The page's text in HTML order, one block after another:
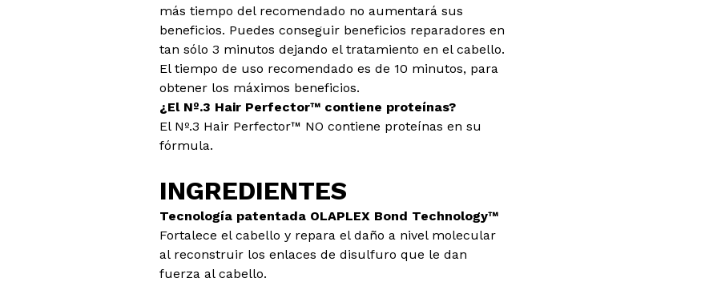
más tiempo del recomendado no aumentará sus
beneficios. Puedes conseguir beneficios reparadores en
tan sólo 3 minutos dejando el tratamiento en el cabello.
El tiempo de uso recomendado es de 10 minutos, para
obtener los máximos beneficios.
¿El Nº.3 Hair Perfector™ contiene proteínas?
El Nº.3 Hair Perfector™ NO contiene proteínas en su
fórmula.
INGREDIENTES
Tecnología patentada OLAPLEX Bond Technology™
Fortalece el cabello y repara el daño a nivel molecular
al reconstruir los enlaces de disulfuro que le dan
fuerza al cabello.